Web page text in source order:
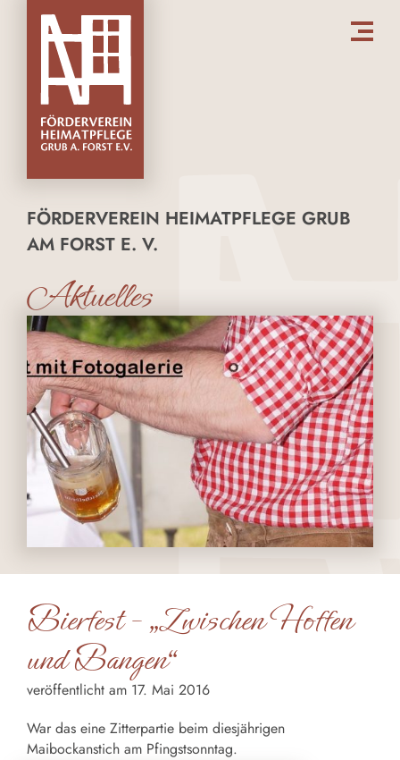
FÖRDERVEREIN HEIMATPFLEGE GRUB
AM FORST E. V.
Aktuelles
Bierfest – „Zwischen Hoffen
und Bangen“
veröffentlicht am 17. Mai 2016
War das eine Zitterpartie beim diesjährigen
Maibockanstich am Pfingstsonntag.